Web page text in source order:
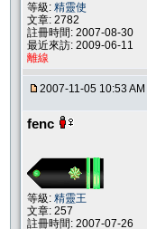
等級: 精靈使
文章: 2782
註冊時間: 2007-08-30
最近來訪: 2009-06-11
離線
2007-11-05 10:53 AM
fenc
等級: 精靈王
文章: 257
註冊時間: 2007-07-26